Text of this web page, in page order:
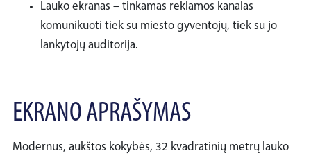
Lauko ekranas – tinkamas reklamos kanalas
komunikuoti tiek su miesto gyventojų, tiek su jo
lankytojų auditorija.
EKRANO APRAŠYMAS
Modernus, aukštos kokybės, 32 kvadratinių metrų lauko